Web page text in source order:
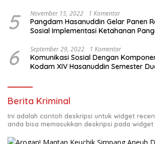
5 November 15, 2022 1 Komentar
Pangdam Hasanuddin Gelar Panen Raya dan Bakti
Sosial Implementasi Ketahanan
6 September 29, 2022 1 Komentar
Komunikasi Sosial Dengan
Kodam XIV Hasanuddin Semester
Berita Kriminal
Ini adalah contoh deskripsi untuk widget
anda bisa memasukkan deskripsi pada widget